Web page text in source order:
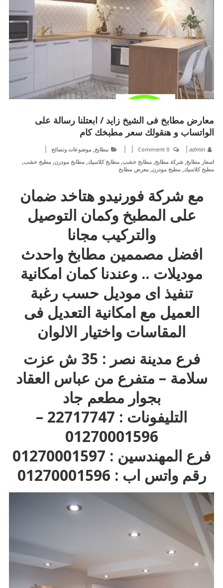
معارض مطابخ فى الشيخ زايد / ابعتلنا رسالة على
الواتساب و هنقولك سعر مطبخك كام
admin
0 Comment مطابخ, موضوعات ونصائح
اسعار مطابخ, شركة مطابخ, مطابخ خشب, مطابخ كلاسيك, مطابخ مودرن, مطبخ خشب,
مطبخ كلاسيك, مطبخ مودرن, معرض مطابخ
مع شركة فورنيدو هتاخد ضمان
على المطبخ وكمان التوصيل
والتركيب مجانا
افضل مصممين مطابخ واحدث
موديلات .. وعندنا كمان امكانية
تنفيذ اى موديل حسب رغبة
العميل مع امكانية التعديل فى
المقاسات واختيار الالوان
فرع مدينة نصر : 35 ش عزت
سلامة – متفرع من عباس العقاد
بجوار مطعم جاد
التليفونات : 22717747 –
01270001596
فرع المهندسين : 01270001597
رقم واتس اب : 01270001596